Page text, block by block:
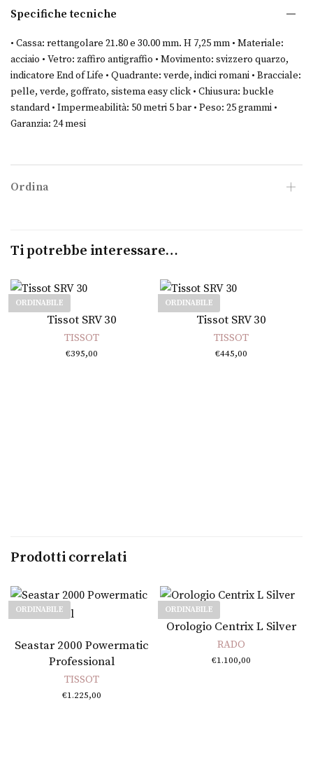
Specifiche tecniche
• Cassa: rettangolare 21.80 e 30.00 mm. H 7,25 mm • Materiale:
acciaio • Vetro: zaffiro antigraffio • Movimento: svizzero quarzo,
indicatore End of Life • Quadrante: verde, indici romani • Bracciale:
pelle, verde, goffrato, sistema easy click • Chiusura: buckle
standard • Impermeabilità: 50 metri 5 bar • Peso: 25 grammi •
Garanzia: 24 mesi
Ordina
Ti potrebbe interessare…
ORDINABILE
Leggi tutto
Tissot SRV 30
TISSOT
€395,00
ORDINABILE
Leggi tutto
Tissot SRV 30
TISSOT
€445,00
Prodotti correlati
ORDINABILE
Leggi tutto
Seastar 2000 Powermatic
Professional
TISSOT
€1.225,00
ORDINABILE
Leggi tutto
Orologio Centrix L Silver
RADO
€1.100,00